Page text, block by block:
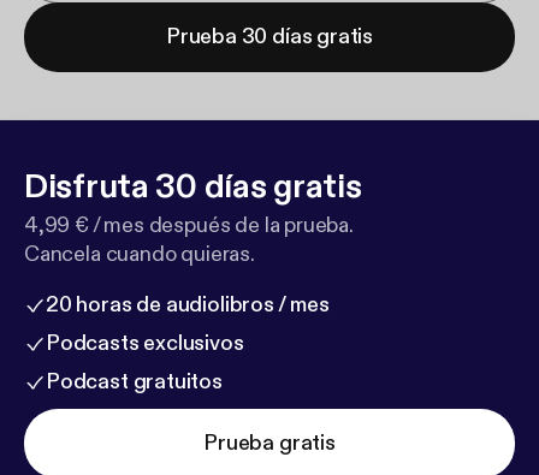
Prueba 30 días gratis
Disfruta 30 días gratis
4,99 € / mes después de la prueba.
Cancela cuando quieras.
20 horas de audiolibros / mes
Podcasts exclusivos
Podcast gratuitos
Prueba gratis